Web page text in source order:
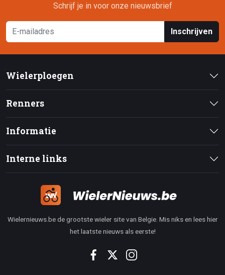
Schrijf je in voor onze nieuwsbrief
Inschrijven
Wielerploegen
Renners
Informatie
Interne links
Wielernieuws.be de grootste wieler site van Belgie. Mis niks en lees hier
het laatste nieuws als eerste!